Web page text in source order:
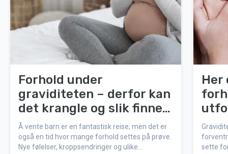
Forhold under
graviditeten – derfor kan
det krangle og slik finner
dere tilbake
Å vente barn er en fantastisk reise, men det er
også en tid hvor mange forhold settes på prøve.
Nye følelser, kroppsendringer og ulike
Her
sette